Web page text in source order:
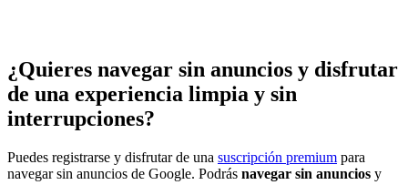
¿Quieres navegar sin anuncios y disfrutar
de una experiencia limpia y sin
interrupciones?
Puedes registrarse y disfrutar de una suscripción premium para
navegar sin anuncios de Google. Podrás navegar sin anuncios y